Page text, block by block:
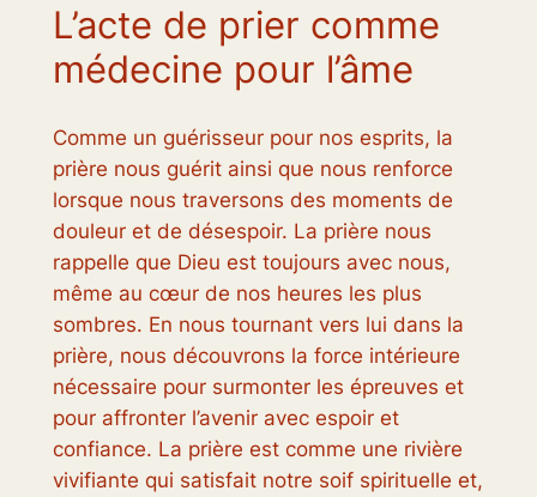
L’acte de prier comme
médecine pour l’âme
Comme un guérisseur pour nos esprits, la
prière nous guérit ainsi que nous renforce
lorsque nous traversons des moments de
douleur et de désespoir. La prière nous
rappelle que Dieu est toujours avec nous,
même au cœur de nos heures les plus
sombres. En nous tournant vers lui dans la
prière, nous découvrons la force intérieure
nécessaire pour surmonter les épreuves et
pour affronter l’avenir avec espoir et
confiance. La prière est comme une rivière
vivifiante qui satisfait notre soif spirituelle et,